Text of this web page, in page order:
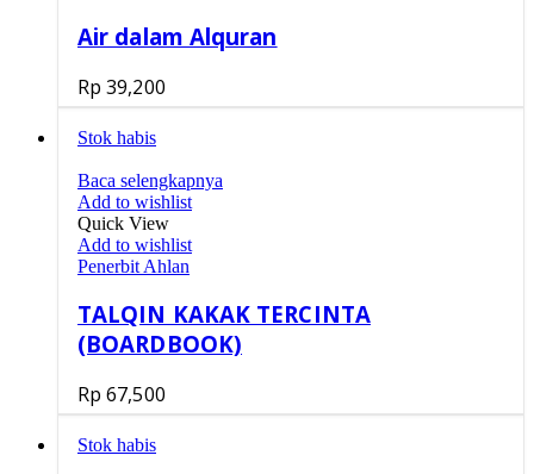
Air dalam Alquran
Rp 39,200
Stok habis
Baca selengkapnya
Add to wishlist
Quick View
Add to wishlist
Penerbit Ahlan
TALQIN KAKAK TERCINTA
(BOARDBOOK)
Rp 67,500
Stok habis